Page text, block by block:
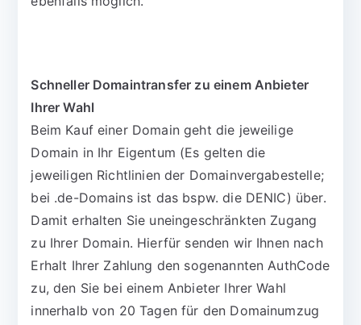
Schneller Domaintransfer zu einem Anbieter
Ihrer Wahl
Beim Kauf einer Domain geht die jeweilige
Domain in Ihr Eigentum (Es gelten die
jeweiligen Richtlinien der Domainvergabestelle;
bei .de-Domains ist das bspw. die DENIC) über.
Damit erhalten Sie uneingeschränkten Zugang
zu Ihrer Domain. Hierfür senden wir Ihnen nach
Erhalt Ihrer Zahlung den sogenannten AuthCode
zu, den Sie bei einem Anbieter Ihrer Wahl
innerhalb von 20 Tagen für den Domainumzug